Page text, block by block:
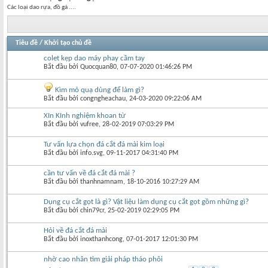
Các loại dao rựa, đồ gá ....
Tiêu đề / Khởi tạo chủ đề
colet kẹp dao máy phay cầm tay
Bắt đầu bởi Quocquan80‎, 07-07-2020 01:46:26 PM
Kìm mỏ quạ dùng để làm gì?
Bắt đầu bởi congngheachau‎, 24-03-2020 09:22:06 AM
XIn KInh nghiệm khoan từ
Bắt đầu bởi vufree‎, 28-02-2019 07:03:29 PM
Tư vấn lựa chọn đá cắt đá mài kim loại
Bắt đầu bởi info.svg‎, 09-11-2017 04:31:40 PM
cần tư vấn về đá cắt đá mài ?
Bắt đầu bởi thanhnamnam‎, 18-10-2016 10:27:29 AM
Dụng cụ cắt gọt là gì? Vật liệu làm dụng cụ cắt gọt gồm những gì?
Bắt đầu bởi chin79cr‎, 25-02-2019 02:29:05 PM
Hỏi về đá cắt đá mài
Bắt đầu bởi inoxthanhcong‎, 07-01-2017 12:01:30 PM
nhờ cao nhân tìm giải pháp tháo phôi